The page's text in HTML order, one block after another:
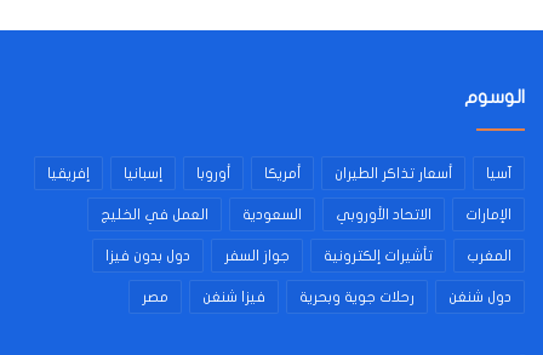
الوسوم
آسيا أسعار تذاكر الطيران أمريكا أوروبا إسبانيا إفريقيا
الإمارات الاتحاد الأوروبي السعودية العمل في الخليج
المغرب تأشيرات إلكترونية جواز السفر دول بدون فيزا
دول شنغن رحلات جوية وبحرية فيزا شنغن مصر